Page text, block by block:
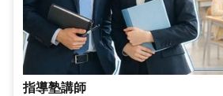
指導塾講師